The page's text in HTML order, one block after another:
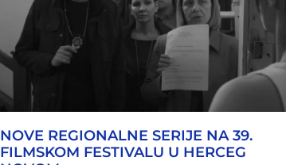
NOVE REGIONALNE SERIJE NA 39.
FILMSKOM FESTIVALU U HERCEG